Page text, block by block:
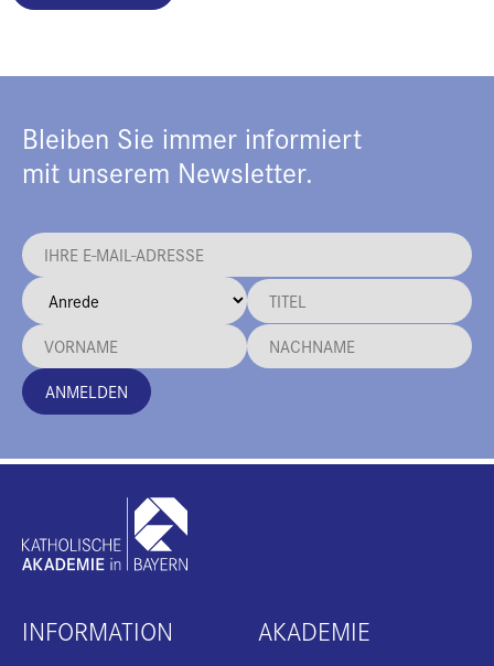
Bleiben Sie immer informiert
mit unserem Newsletter.
ANMELDEN
INFORMATION AKADEMIE